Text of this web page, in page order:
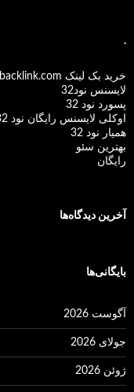
.
خرید بک لینک behtarinbacklink.com
لایسنس نود32
پسورد نود 32
اوکلی لایسنس رایگان نود 32
همیار نود 32
بهترین سئو
رایگان
آخرین دیدگاه‌ها
بایگانی‌ها
آگوست 2026
جولای 2026
ژوئن 2026